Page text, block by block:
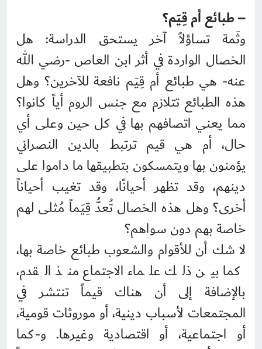
– طبائع أم قِيَم؟
وثَمة تساؤلاً آخر يستحق الدراسة: هل
الخصال الواردة في أثر ابن العاص -رضي الله
عنه- هي طبائع أم قِيَم نافعة للآخرين؟ وهل
هذه الطبائع تتلازم مع جنس الروم أياً كانوا؟
مما يعني اتصافهم بها في كل حين وعلى أي
حال، أم هي قيم ترتبط بالدين النصراني
يؤمنون بها ويتمسكون بتطبيقها ما داموا على
دينهم، وقد تظهر أحيانًا، وقد تغيب أحياناً
أخرى؟ وهل هذه الخصال تُعدُّ قِيَماً مُثلى لهم
خاصة بهم دون سواهم؟
لا شك أن للأقوام والشعوب طبائع خاصة بها،
كما بين ذلك علماء الاجتماع منذ القدم،
بالإضافة إلى أن هناك قيماً تنتشر في
المجتمعات لأسباب دينية، أو موروثات قومية،
أو اجتماعية، أو اقتصادية وغيرها. و-كما